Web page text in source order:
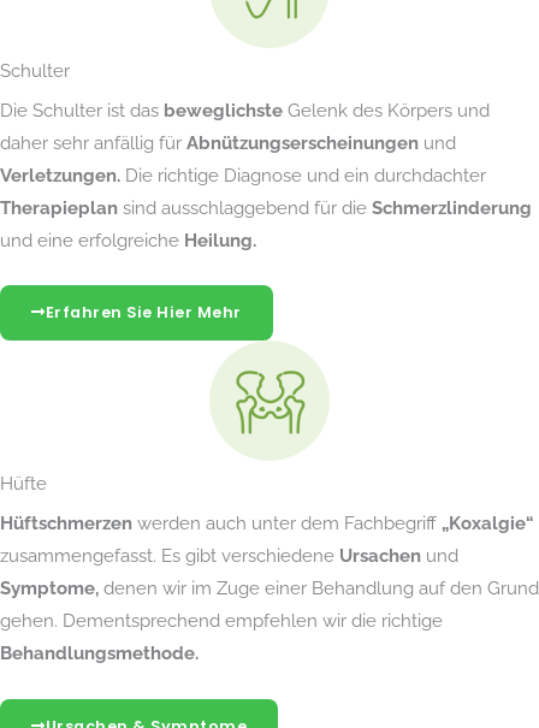
Schulter
Die Schulter ist das beweglichste Gelenk des Körpers und
daher sehr anfällig für Abnützungserscheinungen und
Verletzungen. Die richtige Diagnose und ein durchdachter
Therapieplan sind ausschlaggebend für die Schmerzlinderung
und eine erfolgreiche Heilung.
Erfahren Sie Hier Mehr
Hüfte
Hüftschmerzen werden auch unter dem Fachbegriff „Koxalgie“
zusammengefasst. Es gibt verschiedene Ursachen und
Symptome, denen wir im Zuge einer Behandlung auf den Grund
gehen. Dementsprechend empfehlen wir die richtige
Behandlungsmethode.